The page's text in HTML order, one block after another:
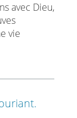
avec Dieu,
vie